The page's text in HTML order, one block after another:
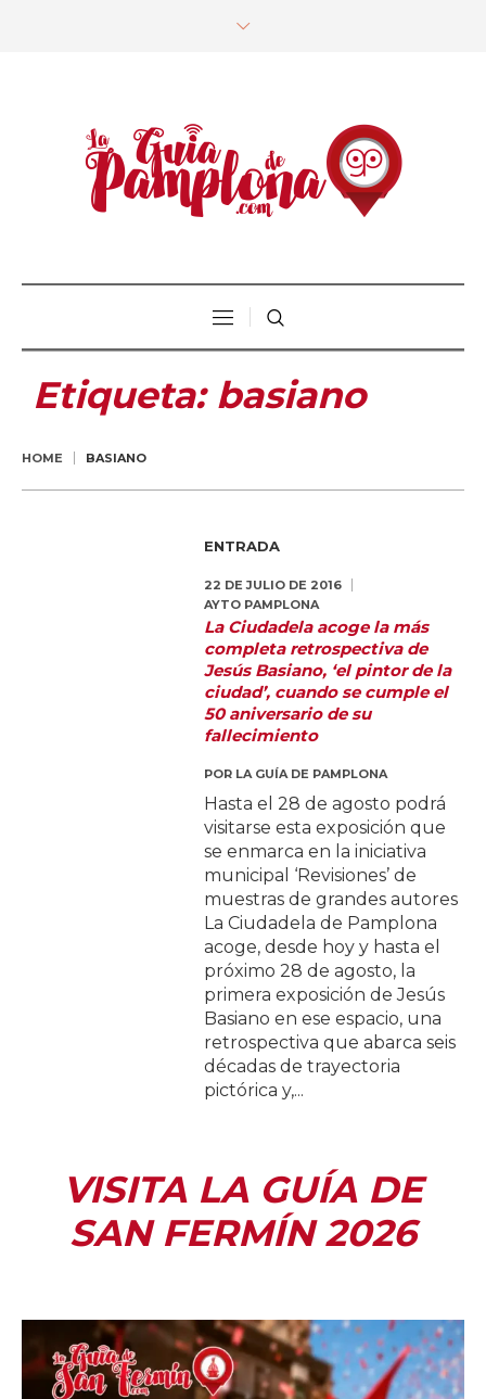
Etiqueta: basiano
HOME BASIANO
ENTRADA
22 DE JULIO DE 2016
AYTO PAMPLONA
La Ciudadela acoge la más
completa retrospectiva de
Jesús Basiano, ‘el pintor de la
ciudad’, cuando se cumple el
50 aniversario de su
fallecimiento
POR LA GUÍA DE PAMPLONA
Hasta el 28 de agosto podrá
visitarse esta exposición que
se enmarca en la iniciativa
municipal ‘Revisiones’ de
muestras de grandes autores
La Ciudadela de Pamplona
acoge, desde hoy y hasta el
próximo 28 de agosto, la
primera exposición de Jesús
Basiano en ese espacio, una
retrospectiva que abarca seis
décadas de trayectoria
pictórica y,...
VISITA LA GUÍA DE
SAN FERMÍN 2026